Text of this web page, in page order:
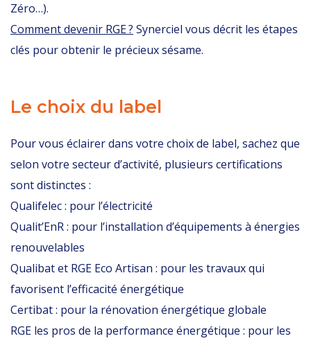
Zéro…).
Comment devenir RGE ? Synerciel vous décrit les étapes
clés pour obtenir le précieux sésame.
Le choix du label
Pour vous éclairer dans votre choix de label, sachez que
selon votre secteur d’activité, plusieurs certifications
sont distinctes :
Qualifelec : pour l’électricité
Qualit’EnR : pour l’installation d’équipements à énergies
renouvelables
Qualibat et RGE Eco Artisan : pour les travaux qui
favorisent l’efficacité énergétique
Certibat : pour la rénovation énergétique globale
RGE les pros de la performance énergétique : pour les